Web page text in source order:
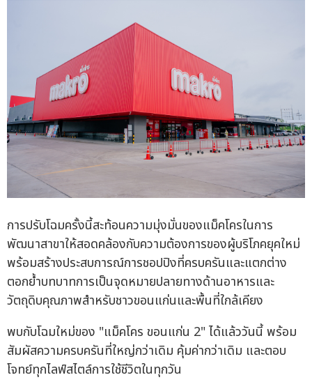
การปรับโฉมครั้งนี้สะท้อนความมุ่งมั่นของแม็คโครในการ
พัฒนาสาขาให้สอดคล้องกับความต้องการของผู้บริโภคยุคใหม่
พร้อมสร้างประสบการณ์การชอปปิงที่ครบครันและแตกต่าง
ตอกย้ำบทบาทการเป็นจุดหมายปลายทางด้านอาหารและ
วัตถุดิบคุณภาพสำหรับชาวขอนแก่นและพื้นที่ใกล้เคียง
พบกับโฉมใหม่ของ "แม็คโคร ขอนแก่น 2" ได้แล้ววันนี้ พร้อม
สัมผัสความครบครันที่ใหญ่กว่าเดิม คุ้มค่ากว่าเดิม และตอบ
โจทย์ทุกไลฟ์สไตล์การใช้ชีวิตในทุกวัน